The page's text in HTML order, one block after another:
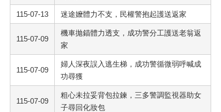
115-07-13 迷途嬤體力不支，民權警抱起護送返家
115-07-09
機車拋錨體力透支，成功警分工護送老翁返
家
115-07-09
婦人深夜誤入逃生梯，成功警循微弱呼喊成
功尋獲
115-07-09
粗心未拉妥背包拉鍊，三多警調監視器助女
子尋回化妝包